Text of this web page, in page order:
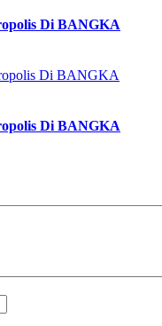
Di BANGKA
Di BANGKA